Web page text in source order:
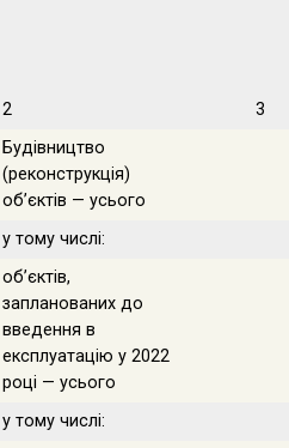
2
3
Будівництво
(реконструкція)
об’єктів — усього
у тому числі:
об’єктів,
запланованих до
введення в
експлуатацію у 2022
році — усього
у тому числі: